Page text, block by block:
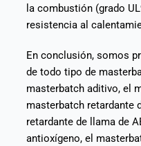
la combustión (grado
resistencia al
En conclusión, somos
de todo tipo de
masterbatch aditivo, el
masterbatch retardante
retardante de llama de
antioxígeno, el